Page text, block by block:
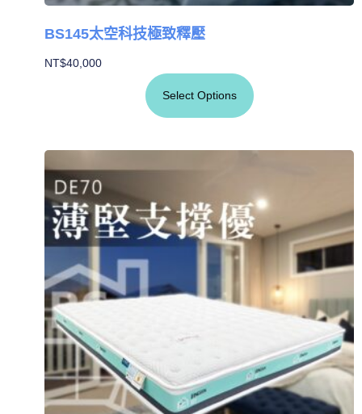
BS145太空科技極致釋壓
NT$40,000
Select Options